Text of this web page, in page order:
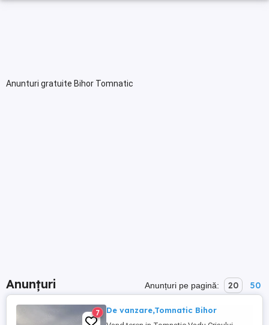
Anunturi gratuite Bihor Tomnatic
Anunțuri Anunțuri pe pagină: 20 50
7 De vanzare,Tomnatic Bihor